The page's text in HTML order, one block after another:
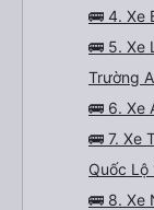
🚌 4. Xe
🚌 5. Xe
Trường
🚌 6. Xe
🚌 7. Xe
Quốc Lộ
🚌 8. Xe